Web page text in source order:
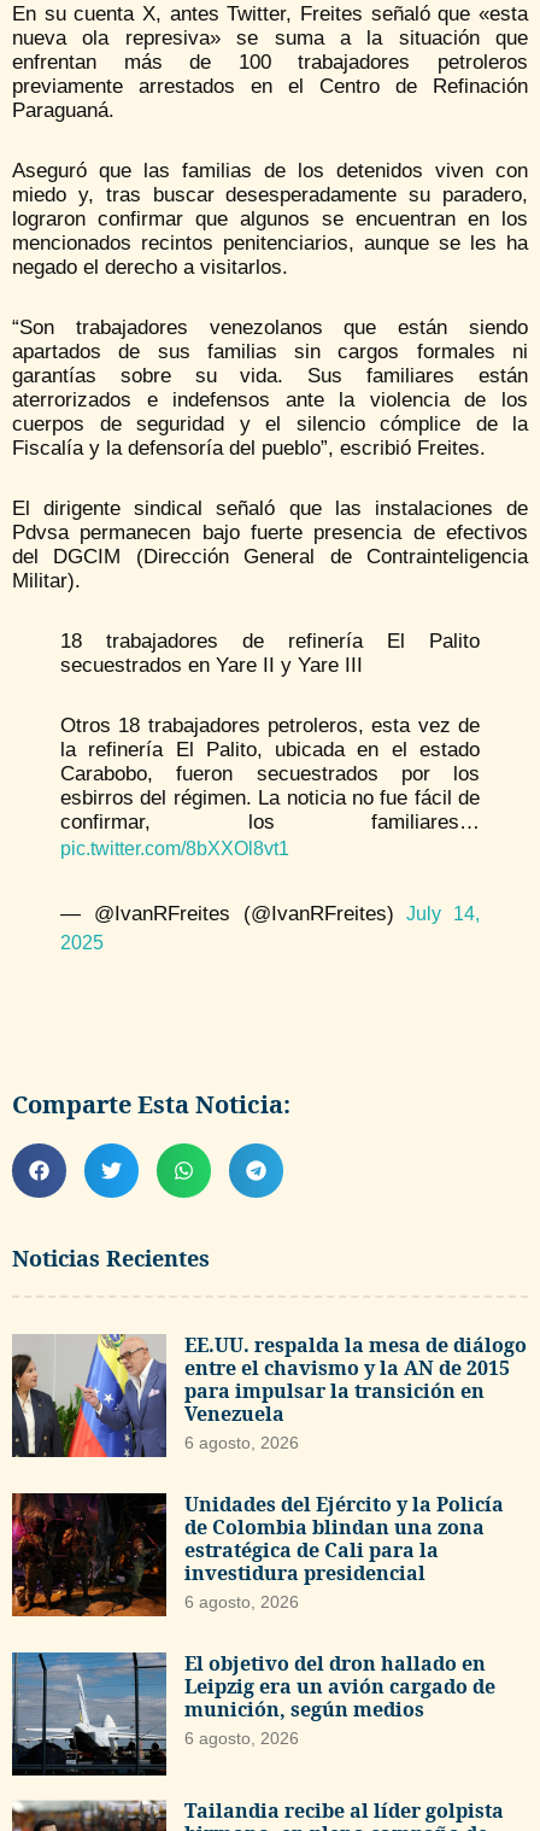
Noticias Recientes
EE.UU. respalda la mesa de diálogo
entre el chavismo y la AN de 2015
para impulsar la transición en
Venezuela
6 agosto, 2026
Unidades del Ejército y la Policía
de Colombia blindan una zona
estratégica de Cali para la
investidura presidencial
6 agosto, 2026
El objetivo del dron hallado en
Leipzig era un avión cargado de
munición, según medios
6 agosto, 2026
Tailandia recibe al líder golpista
En su cuenta X, antes Twitter, Freites señaló que «esta
nueva ola represiva» se suma a la situación que
enfrentan más de 100 trabajadores petroleros
previamente arrestados en el Centro de Refinación
Paraguaná.
Aseguró que las familias de los detenidos viven con
miedo y, tras buscar desesperadamente su paradero,
lograron confirmar que algunos se encuentran en los
mencionados recintos penitenciarios, aunque se les ha
negado el derecho a visitarlos.
“Son trabajadores venezolanos que están siendo
apartados de sus familias sin cargos formales ni
garantías sobre su vida. Sus familiares están
aterrorizados e indefensos ante la violencia de los
cuerpos de seguridad y el silencio cómplice de la
Fiscalía y la defensoría del pueblo”, escribió Freites.
El dirigente sindical señaló que las instalaciones de
Pdvsa permanecen bajo fuerte presencia de efectivos
del DGCIM (Dirección General de Contrainteligencia
Militar).
18 trabajadores de refinería El Palito
secuestrados en Yare II y Yare III
Otros 18 trabajadores petroleros, esta vez de
la refinería El Palito, ubicada en el estado
Carabobo, fueron secuestrados por los
esbirros del régimen. La noticia no fue fácil de
confirmar, los familiares…
pic.twitter.com/8bXXOl8vt1
— @IvanRFreites (@IvanRFreites)July 14,
2025
Comparte Esta Noticia: